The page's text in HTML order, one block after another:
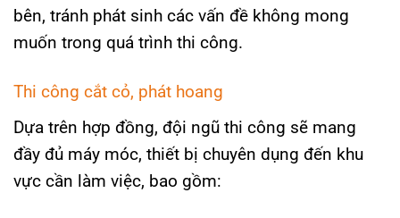
bên, tránh phát sinh các vấn đề không mong
muốn trong quá trình thi công.
Thi công cắt cỏ, phát hoang
Dựa trên hợp đồng, đội ngũ thi công sẽ mang
đầy đủ máy móc, thiết bị chuyên dụng đến khu
vực cần làm việc, bao gồm: